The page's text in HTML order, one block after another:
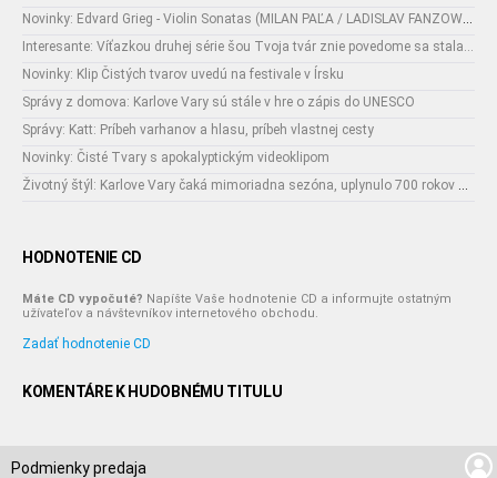
Novinky: Edvard Grieg - Violin Sonatas (MILAN PAĽA / LADISLAV FANZOWITZ)
Interesante: Víťazkou druhej série šou Tvoja tvár znie povedome sa stala...
Novinky: Klip Čistých tvarov uvedú na festivale v Írsku
Správy z domova: Karlove Vary sú stále v hre o zápis do UNESCO
Správy: Katt: Príbeh varhanov a hlasu, príbeh vlastnej cesty
Novinky: Čisté Tvary s apokalyptickým videoklipom
Životný štýl: Karlove Vary čaká mimoriadna sezóna, uplynulo 700 rokov od narodenia ich zakladateľa
HODNOTENIE CD
Máte CD vypočuté? Napíšte Vaše hodnotenie CD a informujte ostatným
užívateľov a návštevníkov internetového obchodu.
Zadať hodnotenie CD
KOMENTÁRE K HUDOBNÉMU TITULU
Podmienky predaja